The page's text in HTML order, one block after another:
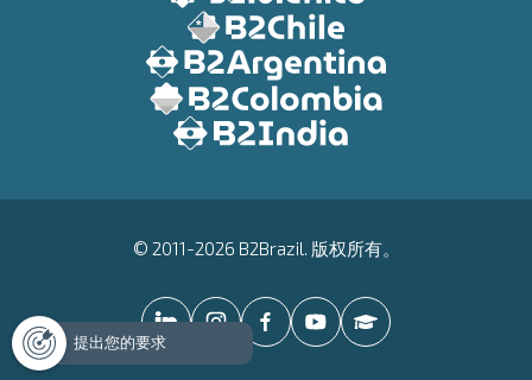
提出您的要求
© 2011-2026 B2Brazil. 版权所有。